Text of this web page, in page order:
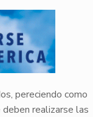
pereciendo como
realizarse las